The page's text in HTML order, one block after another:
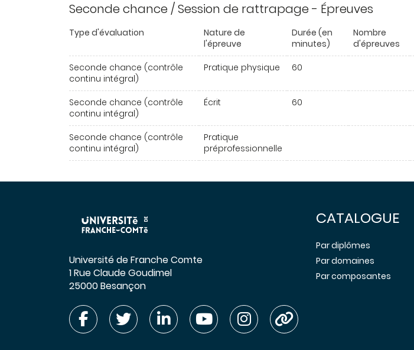
Seconde chance / Session de rattrapage - Épreuves
Type d'évaluation
Nature de
l'épreuve
Durée (en
minutes)
Nombre
d'épreuves
Seconde chance (contrôle
continu intégral)
Pratique physique 60
Seconde chance (contrôle
continu intégral)
Écrit 60
Seconde chance (contrôle
continu intégral)
Pratique
préprofessionnelle
Université de Franche Comte
1 Rue Claude Goudimel
25000 Besançon
CATALOGUE
Par diplômes
Par domaines
Par composantes